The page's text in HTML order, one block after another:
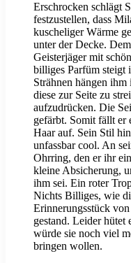
Erschrocken schlägt
festzustellen, dass
kuscheliger Wärme
unter der Decke.
Geisterjäger mit
billiges Parfüm steigt
Strähnen hängen ihm
diese zur Seite zu
aufzudrücken. Die
gefärbt. Somit fällt er
Haar auf. Sein Stil
unfassbar cool. An
Ohrring, den er ihr
kleine Absicherung,
ihm sei. Ein roter
Nichts Billiges, wie
Erinnerungsstück
gestand. Leider hütet
würde sie noch viel
bringen wollen.